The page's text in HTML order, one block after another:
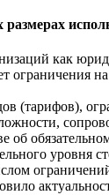
как
ограничения
(тарифов),
об
уровня